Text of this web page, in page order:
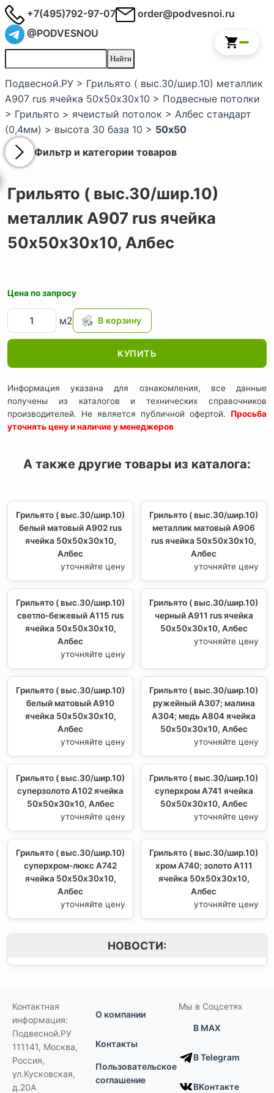
+7(495)792-97-07
order@podvesnoi.ru
@PODVESNOU
Подвесной.РУ > Грильято ( выс.30/шир.10) металлик
А907 rus ячейка 50х50х30х10 > Подвесные потолки
> Грильято > ячеистый потолок > Албес стандарт
(0,4мм) > высота 30 база 10 > 50x50
Фильтр и категории товаров
Грильято ( выс.30/шир.10)
металлик А907 rus ячейка
50х50х30х10, Албес
Цена по запросу
м2
КУПИТЬ
Информация указана для ознакомления, все данные
получены из каталогов и технических справочников
производителей. Не является публичной офертой. Просьба
уточнять цену и наличие у менеджеров
А также другие товары из каталога:
Грильято ( выс.30/шир.10)
белый матовый А902 rus
ячейка 50х50х30х10,
Албес
уточняйте цену
Грильято ( выс.30/шир.10)
металлик матовый А906
rus ячейка 50х50х30х10,
Албес
уточняйте цену
Грильято ( выс.30/шир.10)
светло-бежевый А115 rus
ячейка 50х50х30х10,
Албес
уточняйте цену
Грильято ( выс.30/шир.10)
черный А911 rus ячейка
50х50х30х10, Албес
уточняйте цену
Грильято ( выс.30/шир.10)
белый матовый А910
ячейка 50х50х30х10,
Албес
уточняйте цену
Грильято ( выс.30/шир.10)
ружейный А307; малина
А304; медь А804 ячейка
50х50х30х10, Албес
уточняйте цену
Грильято ( выс.30/шир.10)
суперзолото А102 ячейка
50х50х30х10, Албес
уточняйте цену
Грильято ( выс.30/шир.10)
суперхром А741 ячейка
50х50х30х10, Албес
уточняйте цену
Грильято ( выс.30/шир.10)
суперхром-люкс А742
ячейка 50х50х30х10,
Албес
уточняйте цену
Грильято ( выс.30/шир.10)
хром А740; золото А111
ячейка 50х50х30х10,
Албес
уточняйте цену
НОВОСТИ:
Контактная
информация:
Подвесной.РУ
111141, Москва,
Россия,
ул.Кусковская,
д.20А
О компании
Контакты
Пользовательское
соглашение
Мы в Соцсетях
В MAX
В Telegram
ВКонтакте